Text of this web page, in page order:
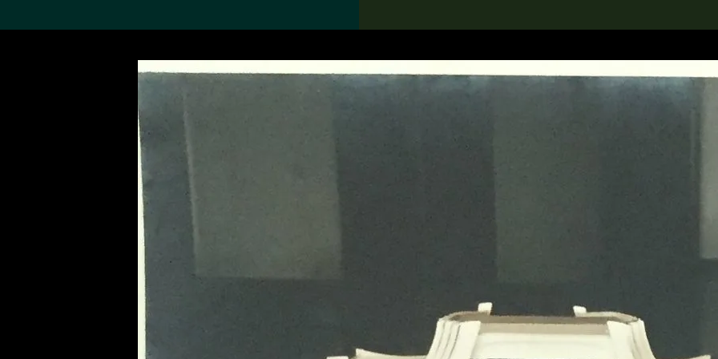
搜索M+藏品
19,052項結果
關於M+藏品
探索世界頂級的二十及二十
一世紀視覺文化藏品。